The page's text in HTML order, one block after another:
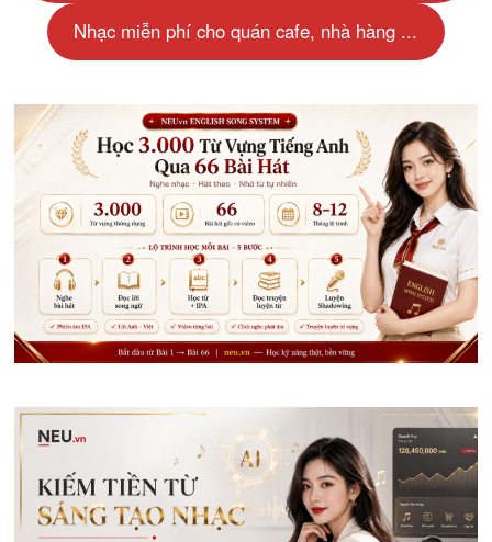
Nhạc miễn phí cho quán cafe, nhà hàng ...